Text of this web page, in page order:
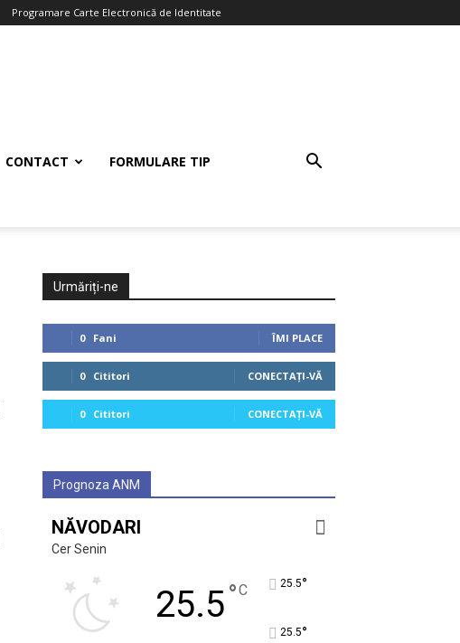
Programare Carte Electronică de Identitate
CONTACT FORMULARE TIP
Urmăriți-ne
0 Fani ÎMI PLACE
0 Cititori CONECTAȚI-VĂ
0 Cititori CONECTAȚI-VĂ
Prognoza ANM
NĂVODARI
Cer Senin
25.5°C 25.5°
25.5°